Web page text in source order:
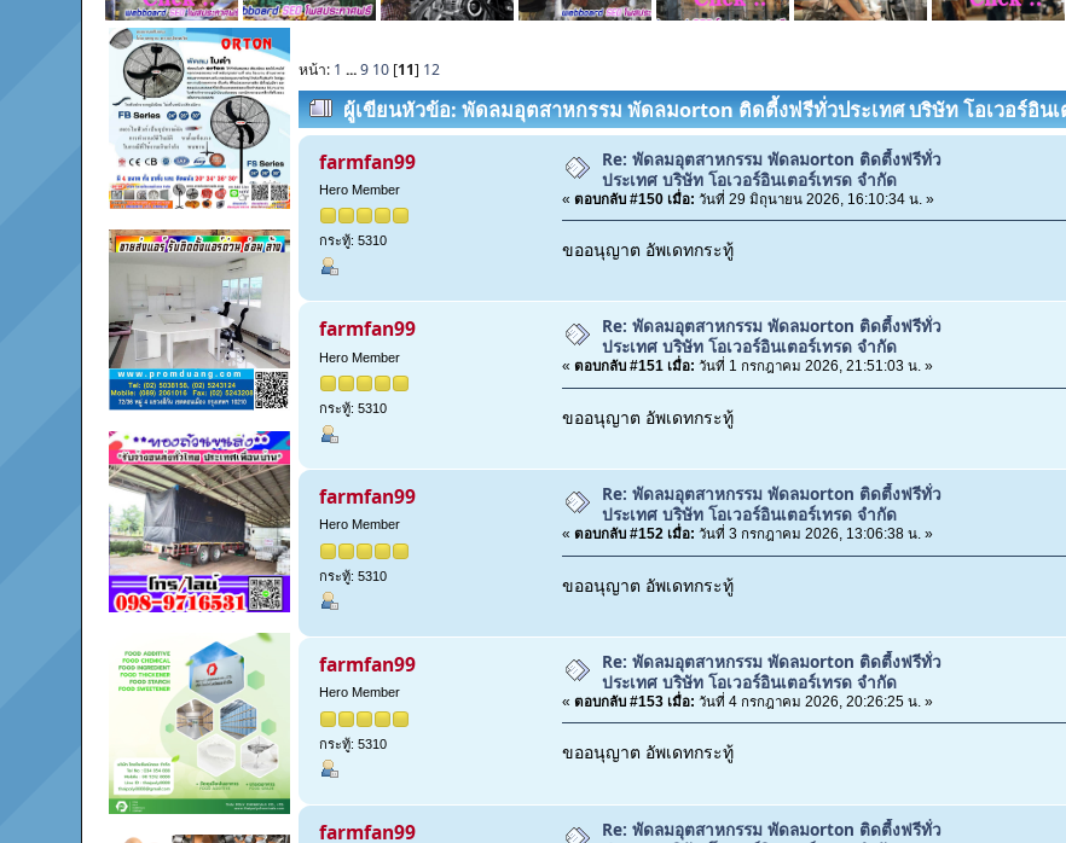
หน้า: 1 ...9 10 [11] 12
ผู้เขียนหัวข้อ: พัดลมอุตสาหกรรม พัดลมorton ติดตี้งฟรีทั่วประเทศ บริษัท โอเวอร์อิน
ครั้ง)
farmfan99
Hero Member
กระทู้: 5310
Re: พัดลมอุตสาหกรรม พัดลมorton ติดตี้งฟรีทั่ว
ประเทศ บริษัท โอเวอร์อินเตอร์เทรด จำกัด
« ตอบกลับ #150 เมื่อ: วันที่ 29 มิถุนายน 2026, 16:10:34 น. »
ขออนุญาต อัพเดทกระทู้
farmfan99
Hero Member
กระทู้: 5310
Re: พัดลมอุตสาหกรรม พัดลมorton ติดตี้งฟรีทั่ว
ประเทศ บริษัท โอเวอร์อินเตอร์เทรด จำกัด
« ตอบกลับ #151 เมื่อ: วันที่ 1 กรกฎาคม 2026, 21:51:03 น. »
ขออนุญาต อัพเดทกระทู้
farmfan99
Hero Member
กระทู้: 5310
Re: พัดลมอุตสาหกรรม พัดลมorton ติดตี้งฟรีทั่ว
ประเทศ บริษัท โอเวอร์อินเตอร์เทรด จำกัด
« ตอบกลับ #152 เมื่อ: วันที่ 3 กรกฎาคม 2026, 13:06:38 น. »
ขออนุญาต อัพเดทกระทู้
farmfan99
Hero Member
กระทู้: 5310
Re: พัดลมอุตสาหกรรม พัดลมorton ติดตี้งฟรีทั่ว
ประเทศ บริษัท โอเวอร์อินเตอร์เทรด จำกัด
« ตอบกลับ #153 เมื่อ: วันที่ 4 กรกฎาคม 2026, 20:26:25 น. »
ขออนุญาต อัพเดทกระทู้
farmfan99
Re: พัดลมอุตสาหกรรม พัดลมorton ติดตี้งฟรีทั่ว